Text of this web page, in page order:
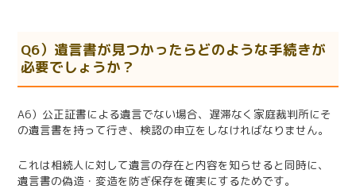
Q6）遺言書が見つかったらどのような手続きが
必要でしょうか？
A6）公正証書による遺言でない場合、遅滞なく家庭裁判所にそ
の遺言書を持って行き、検認の申立をしなければなりません。
これは相続人に対して遺言の存在と内容を知らせると同時に、
遺言書の偽造・変造を防ぎ保存を確実にするためです。